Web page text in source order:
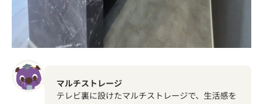
マルチストレージ
テレビ裏に設けたマルチストレージで、生活感を